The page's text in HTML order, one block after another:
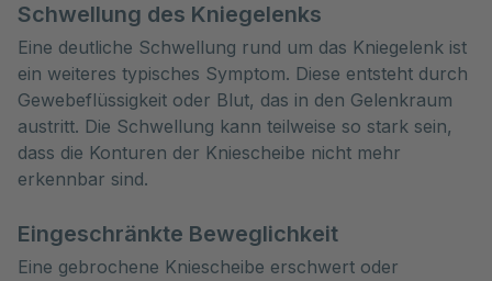
Schwellung des Kniegelenks
Eine deutliche Schwellung rund um das Kniegelenk ist
ein weiteres typisches Symptom. Diese entsteht durch
Gewebeflüssigkeit oder Blut, das in den Gelenkraum
austritt. Die Schwellung kann teilweise so stark sein,
dass die Konturen der Kniescheibe nicht mehr
erkennbar sind.
Eingeschränkte Beweglichkeit
Eine gebrochene Kniescheibe erschwert oder